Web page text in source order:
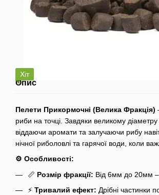
Хіт
Опис
Пелети Прикормочні (Велика Фракція)
риби на точці. Завдяки великому
віддаючи аромати та залучаючи рибу
нічної риболовлі та гарячої води, коли
⚙️ Особливості:
📏 Розмір фракції: Від 6мм до 20мм –
⚡ Тривалий ефект: Дрібні частинки